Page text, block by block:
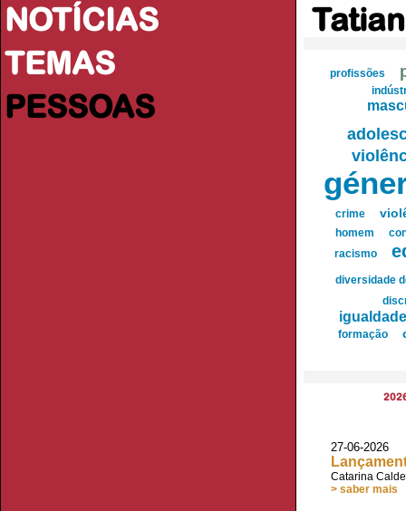
NOTÍCIAS
TEMAS
PESSOAS
profissões
crime
homem
racismo
diversidade
formação
27-06-2026
Catarina
> saber mais